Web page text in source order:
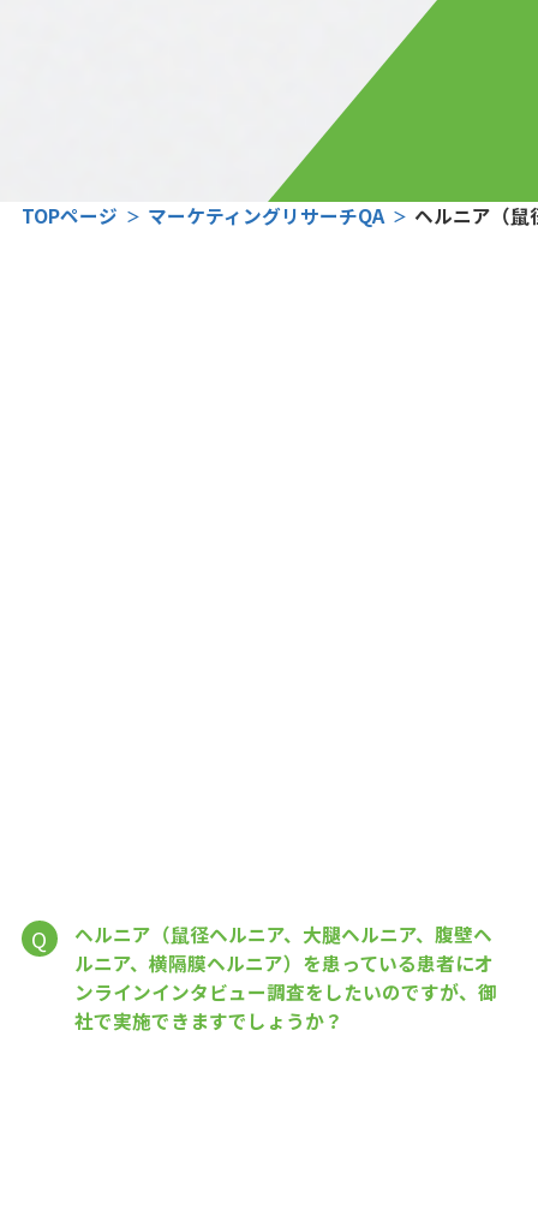
TOPページ マーケティングリサーチQA ヘルニア（鼠
Q
ヘルニア（鼠径ヘルニア、大腿ヘルニア、腹壁ヘ
ルニア、横隔膜ヘルニア）を患っている患者にオ
ンラインインタビュー調査をしたいのですが、御
社で実施できますでしょうか？